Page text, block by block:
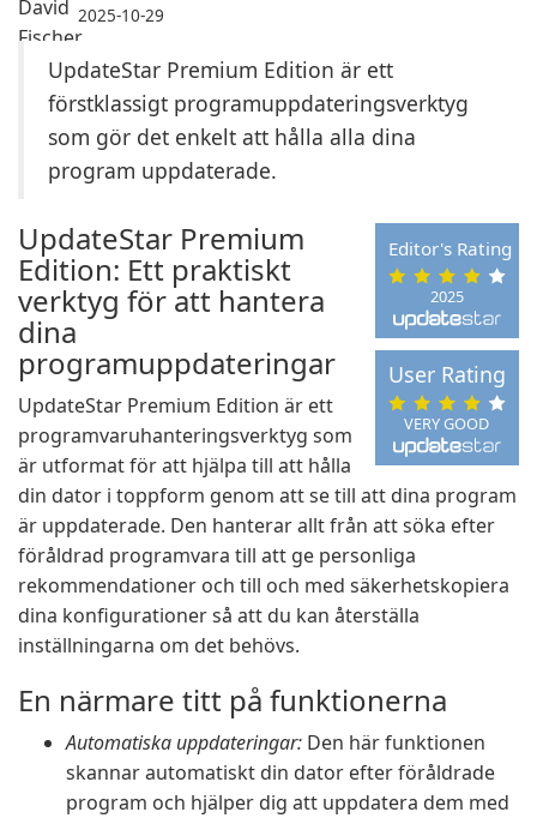
2025-10-29
UpdateStar Premium Edition är ett
förstklassigt programuppdateringsverktyg
som gör det enkelt att hålla alla dina
program uppdaterade.
2025
Editor's Rating
VERY GOOD
User Rating
UpdateStar Premium
Edition: Ett praktiskt
verktyg för att hantera
dina
programuppdateringar
UpdateStar Premium Edition är ett
programvaruhanteringsverktyg som
är utformat för att hjälpa till att hålla
din dator i toppform genom att se till att dina program
är uppdaterade. Den hanterar allt från att söka efter
föråldrad programvara till att ge personliga
rekommendationer och till och med säkerhetskopiera
dina konfigurationer så att du kan återställa
inställningarna om det behövs.
En närmare titt på funktionerna
Automatiska uppdateringar: Den här funktionen
skannar automatiskt din dator efter föråldrade
program och hjälper dig att uppdatera dem med